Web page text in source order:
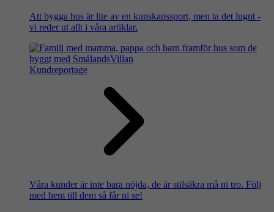
Att bygga hus är lite av en kunskapssport, men ta det lugnt -
vi reder ut allt i våra artiklar.
Kundreportage
Våra kunder är inte bara nöjda, de är stilsäkra må ni tro. Följ
med hem till dem så får ni se!